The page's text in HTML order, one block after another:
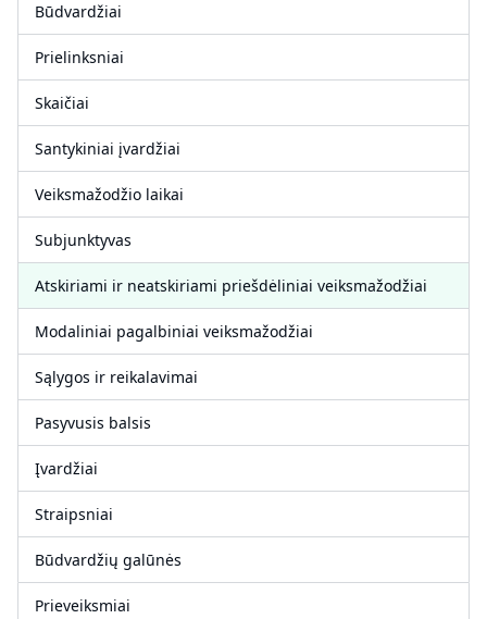
Būdvardžiai
Prielinksniai
Skaičiai
Santykiniai įvardžiai
Veiksmažodžio laikai
Subjunktyvas
Atskiriami ir neatskiriami priešdėliniai veiksmažodžiai
Modaliniai pagalbiniai veiksmažodžiai
Sąlygos ir reikalavimai
Pasyvusis balsis
Įvardžiai
Straipsniai
Būdvardžių galūnės
Prieveiksmiai